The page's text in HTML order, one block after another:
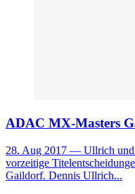
ADAC MX-Masters
28. Aug 2017 — Ullrich und
vorzeitige
Gaildorf. Dennis Ullrich...